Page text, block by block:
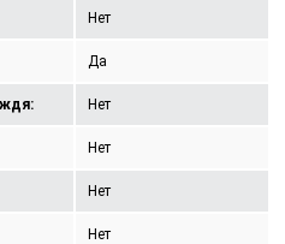
Нет
Да
Нет
Нет
Нет
Нет